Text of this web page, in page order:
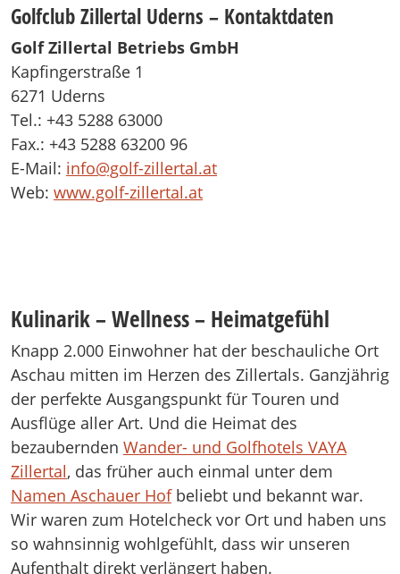
Golfclub Zillertal Uderns – Kontaktdaten
Golf Zillertal Betriebs GmbH
Kapfingerstraße 1
6271 Uderns
Tel.: +43 5288 63000
Fax.: +43 5288 63200 96
E-Mail: info@golf-zillertal.at
Web: www.golf-zillertal.at
Kulinarik – Wellness – Heimatgefühl
Knapp 2.000 Einwohner hat der beschauliche Ort
Aschau mitten im Herzen des Zillertals. Ganzjährig
der perfekte Ausgangspunkt für Touren und
Ausflüge aller Art. Und die Heimat des
bezaubernden Wander- und Golfhotels VAYA
Zillertal, das früher auch einmal unter dem
Namen Aschauer Hofbeliebt und bekannt war.
Wir waren zum Hotelcheck vor Ort und haben uns
so wahnsinnig wohlgefühlt, dass wir unseren
Aufenthalt direkt verlängert haben.